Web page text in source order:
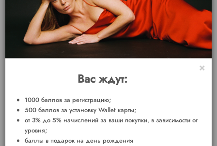
×
Вас ждут:
1000 баллов за регистрацию;
500 баллов за установку Wallet карты;
от 3% до 5% начислений за ваши покупки, в зависимости от
уровня;
баллы в подарок на день рождения